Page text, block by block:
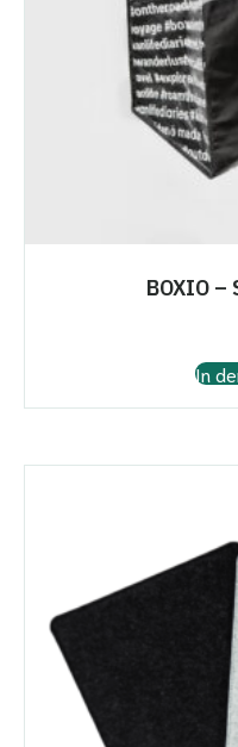
BOXIO –
In